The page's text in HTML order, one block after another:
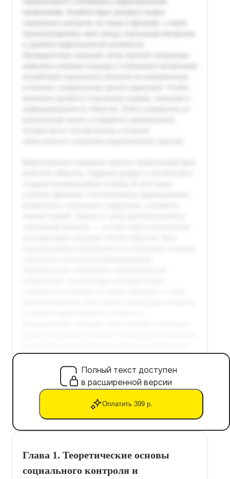
Полный текст доступен
в расширенной версии
Оплатить 399 р.
Глава 1. Теоретические основы
социального контроля и